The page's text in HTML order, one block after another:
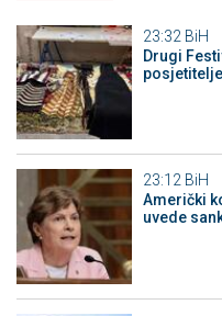
23:32 BiH
Drugi
23:12 BiH
Američki
uvede